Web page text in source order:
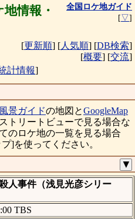
情報・
全国ロケ地ガイド
[▽]
[更新順] [人気順] [DB検索]
[概要] [交流]
計情報]
景ガイドの地図とGoogleMap
トリートビューで見る場合な
のロケ地の一覧を見る場合
]を使ってください。
▼
人事件（浅見光彦シリー
TBS